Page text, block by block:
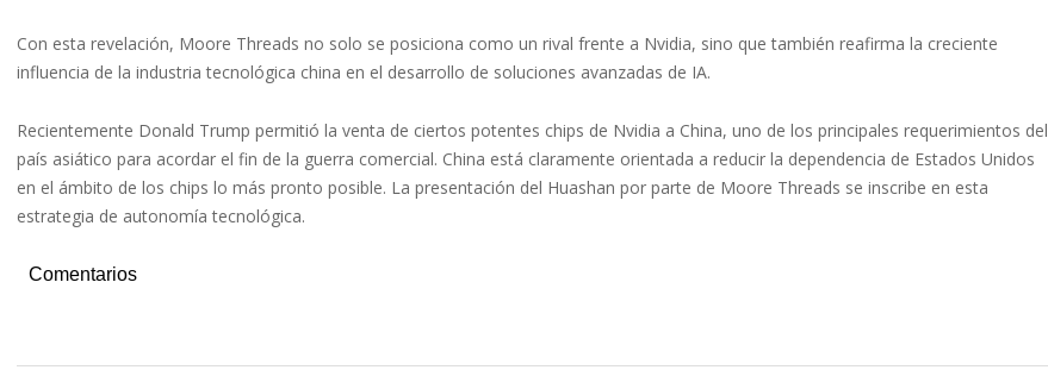
Con esta revelación, Moore Threads no solo se posiciona como un rival frente a Nvidia, sino que también reafirma la creciente
influencia de la industria tecnológica china en el desarrollo de soluciones avanzadas de IA.
Recientemente Donald Trump permitió la venta de ciertos potentes chips de Nvidia a China, uno de los principales requerimientos del
país asiático para acordar el fin de la guerra comercial. China está claramente orientada a reducir la dependencia de Estados Unidos
en el ámbito de los chips lo más pronto posible. La presentación del Huashan por parte de Moore Threads se inscribe en esta
estrategia de autonomía tecnológica.
Comentarios